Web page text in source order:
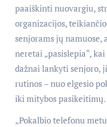
paaiškinti nuovargiu,
organizacijos,
senjorams jų namuose,
neretai „pasislepia“,
dažnai lankyti senjoro,
rutinos – nuo elgesio
iki mitybos pasikeitimų.
„Pokalbio telefonu